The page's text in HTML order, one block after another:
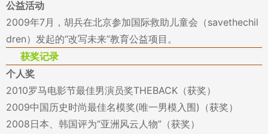
公益活动
2009年7月，胡兵在北京参加国际救助儿童会（savethechil
dren）发起的“改写未来”教育公益项目。
获奖记录
个人奖
2010罗马电影节最佳男演员奖THEBACK（获奖）
2009中国历史时尚最佳名模奖(唯一男模入围)（获奖）
2008日本、韩国评为“亚洲风云人物”（获奖）